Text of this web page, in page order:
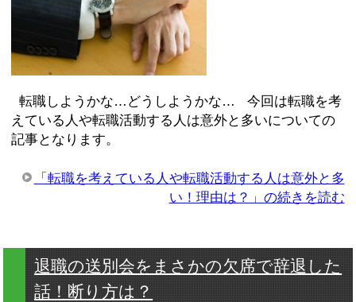
転職しようかな…どうしようかな… 今回は転職を考
えている人や転職活動する人は意外と多いについての
記事となります。
「転職を考えている人や転職活動する人は意外と多
い！理由は？」の続きを読む
退職の送別会をまさかの欠席で辞退した
話！断り方は？